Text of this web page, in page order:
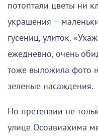
потоптали цветы ни
украшения –
гусениц, улиток.
ежедневно, очень
тоже выложила фото
зеленые насаждения.
Но претензии не
улице Осоавиахима